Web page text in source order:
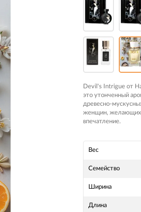
Devil's Intrigue от
это утонченный
древесно-
женщин, желающих
впечатление.
Вес
Семейство
Ширина
Длина